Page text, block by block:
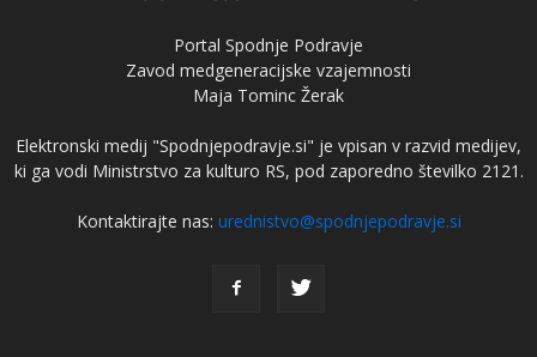
Portal Spodnje Podravje
Zavod medgeneracijske vzajemnosti
Maja Tominc Žerak
Elektronski medij "Spodnjepodravje.si" je vpisan v razvid medijev,
ki ga vodi Ministrstvo za kulturo RS, pod zaporedno številko 2121.
Kontaktirajte nas: urednistvo@spodnjepodravje.si